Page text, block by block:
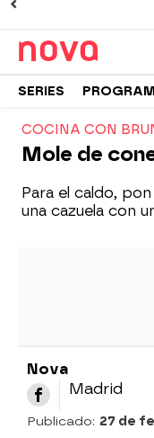
SERIES
COCINA CON
Mole de
Para el caldo,
una cazuela con
Nova
Madrid
Publicado: 27 de